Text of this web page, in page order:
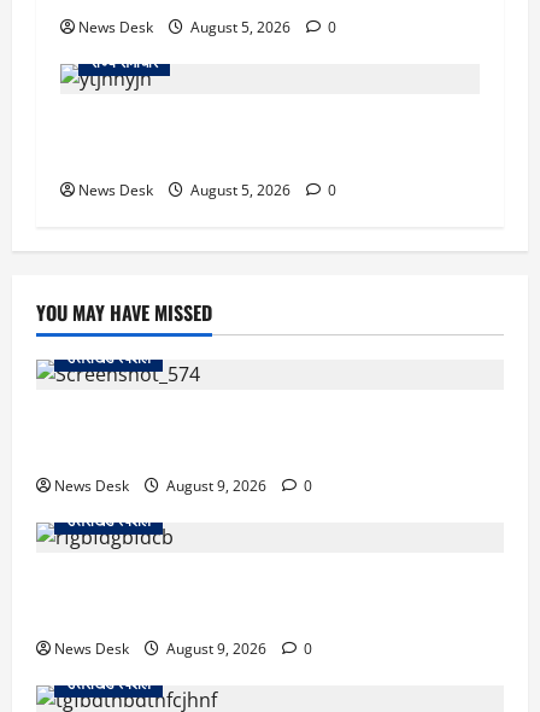
News Desk August 5, 2026
0
राज्य समाचार
News Desk August 5, 2026 0
YOU MAY HAVE MISSED
उत्तराखंड स्पेशल
News Desk August 9, 2026
0
उत्तराखंड स्पेशल
News Desk August 9, 2026
0
उत्तराखंड स्पेशल